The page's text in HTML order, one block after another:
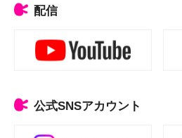
配信
公式SNSアカウント